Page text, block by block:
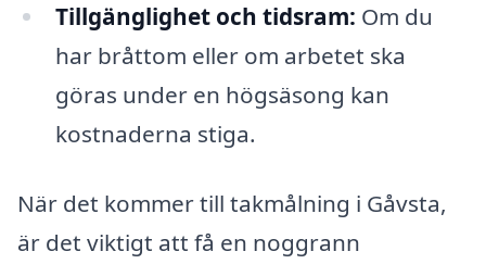
Tillgänglighet och tidsram: Om du
har bråttom eller om arbetet ska
göras under en högsäsong kan
kostnaderna stiga.
När det kommer till takmålning i Gåvsta,
är det viktigt att få en noggrann